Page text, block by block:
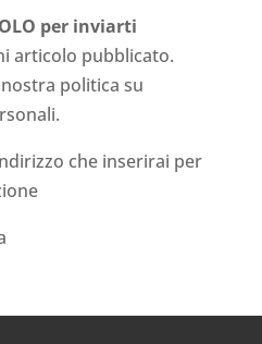
per inviarti
articolo pubblicato.
politica su
.
che inserirai per